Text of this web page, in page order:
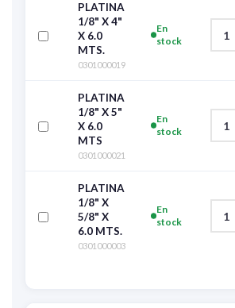
PLATINA
1/8" X 4"
X 6.0
MTS.
0301000019
En
stock
PLATINA
1/8" X 5"
X 6.0
MTS
0301000021
En
stock
PLATINA
1/8" X
5/8" X
6.0 MTS.
0301000003
En
stock